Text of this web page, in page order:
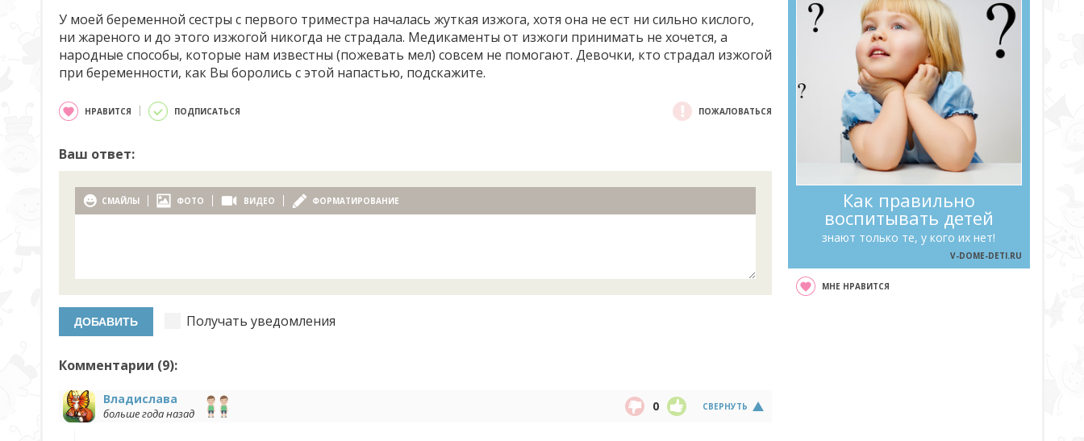
У моей беременной сестры с первого триместра началась жуткая изжога, хотя она не ест ни сильно кислого,
ни жареного и до этого изжогой никогда не страдала. Медикаменты от изжоги принимать не хочется, а
народные способы, которые нам известны (пожевать мел) совсем не помогают. Девочки, кто страдал изжогой
при беременности, как Вы боролись с этой напастью, подскажите.
НРАВИТСЯ ПОДПИСАТЬСЯ ПОЖАЛОВАТЬСЯ
Ваш ответ:
СМАЙЛЫ ФОТО ВИДЕО ФОРМАТИРОВАНИЕ
Получать уведомления
Комментарии (9):
Владислава
больше года назад СВЕРНУТЬ
0
Как правильно
воспитывать детей
знают только те, у кого их нет!
V-DOME-DETI.RU
МНЕ НРАВИТСЯ